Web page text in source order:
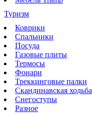
Туризм
Коврики
Спальники
Посуда
Газовые плиты
Термосы
Фонари
Треккинговые палки
Скандинавская ходьба
Снегоступы
Разное